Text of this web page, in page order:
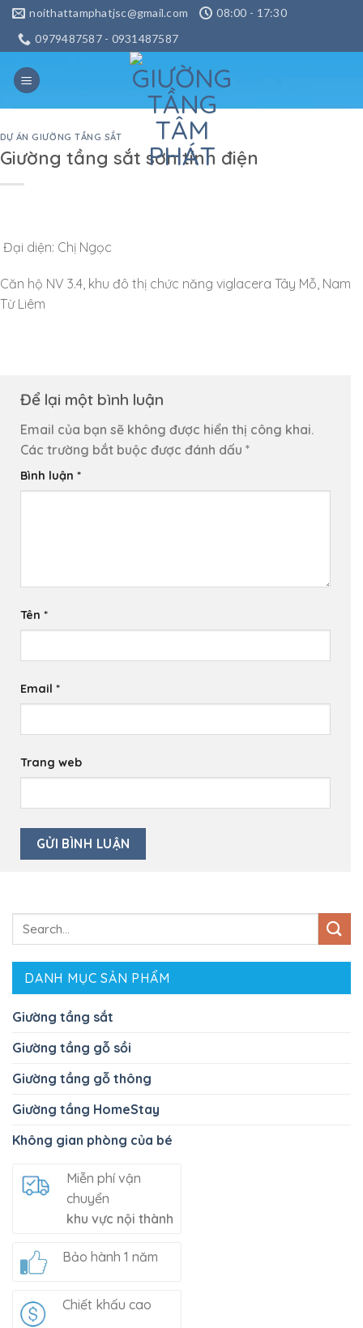
Skip
content
noithattamphatjsc@gmail.com
08:00 - 17:30
0979487587 - 0931487587
Search
DANH MỤC SẢN PHẨM
Giường tầng sắt
Giường tầng gỗ sồi
Giường tầng gỗ thông
Giường tầng HomeStay
Không gian phòng của bé
Miễn phí vận
chuyển
khu vực nội thành
Bảo hành 1 năm
Chiết khấu cao
DỰ ÁN GIƯỜNG TẦNG SẮT
Giường tầng sắt sơn tính điện
Đại diện: Chị Ngọc
Căn hộ NV 3.4, khu đô thị chức năng viglacera Tây Mỗ, Nam
Từ Liêm
Để lại một bình luận
Email của bạn sẽ không được hiển thị công khai.
Các trường bắt buộc được đánh dấu *
Bình luận *
Tên *
Email *
Trang web